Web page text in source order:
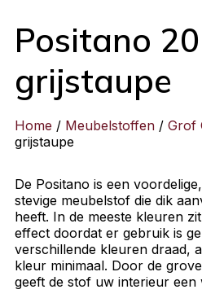
Positano 20
grijstaupe
Home / Meubelstoffen / Grof
grijstaupe
De Positano is een
stevige meubelstof die dik
heeft. In de meeste kleuren
effect doordat er gebruik is
verschillende kleuren draad,
kleur minimaal. Door de
geeft de stof uw interieur een